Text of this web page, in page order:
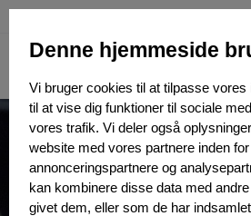
Denne hjemmeside
Vi bruger cookies til at tilpasse vores
til at vise dig funktioner til sociale
vores trafik. Vi deler også
website med vores partnere inden
annonceringspartnere og
kan kombinere disse data med
givet dem, eller som de har